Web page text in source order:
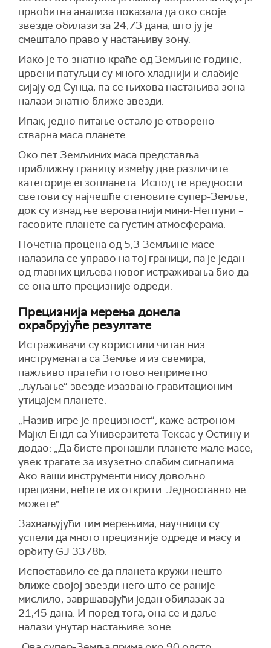
првобитна анализа показала да око своје
звезде обилази за 24,73 дана, што ју је
смештало право у настањиву зону.
Иако је то знатно краће од Земљине године,
црвени патуљци су много хладнији и слабије
сијају од Сунца, па се њихова настањива зона
налази знатно ближе звезди.
Ипак, једно питање остало је отворено –
стварна маса планете.
Око пет Земљиних маса представља
приближну границу између две различите
категорије егзопланета. Испод те вредности
светови су најчешће стеновите супер-Земље,
док су изнад ње вероватнији мини-Нептуни –
гасовите планете са густим атмосферама.
Почетна процена од 5,3 Земљине масе
налазила се управо на тој граници, па је један
од главних циљева новог истраживања био да
се она што прецизније одреди.
Прецизнија мерења донела
охрабрујуће резултате
Истраживачи су користили читав низ
инструмената са Земље и из свемира,
пажљиво пратећи готово неприметно
„љуљање“ звезде изазвано гравитационим
утицајем планете.
„Назив игре је прецизност“, каже астроном
Мајкл Ендл са Универзитета Тексас у Остину и
додао: „Да бисте пронашли планете мале масе,
увек трагате за изузетно слабим сигналима.
Ако ваши инструменти нису довољно
прецизни, нећете их открити. Једноставно не
можете".
Захваљујући тим мерењима, научници су
успели да много прецизније одреде и масу и
орбиту GJ 3378b.
Испоставило се да планета кружи нешто
ближе својој звезди него што се раније
мислило, завршавајући један обилазак за
21,45 дана. И поред тога, она се и даље
налази унутар настањиве зоне.